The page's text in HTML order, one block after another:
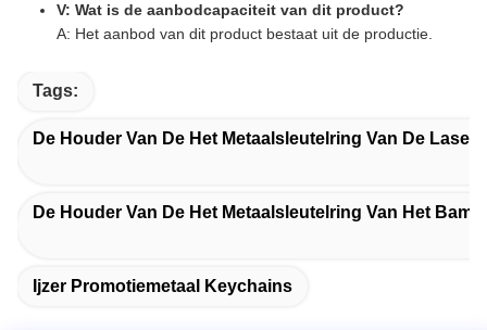
V: Wat is de aanbodcapaciteit van dit product?
A: Het aanbod van dit product bestaat uit de productie.
Tags:
De Houder Van De Het Metaalsleutelring Van De
De Houder Van De Het Metaalsleutelring Van Het
Ijzer Promotiemetaal Keychains